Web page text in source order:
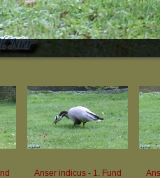
Anser indicus - 1. Fund